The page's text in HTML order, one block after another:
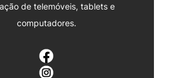
de telemóveis, tablets e
computadores.